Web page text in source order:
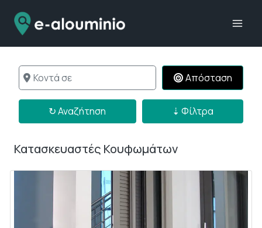
content
Κοντά σε Απόσταση
↻ Αναζήτηση ⇣ Φίλτρα
Κατασκευαστές Κουφωμάτων